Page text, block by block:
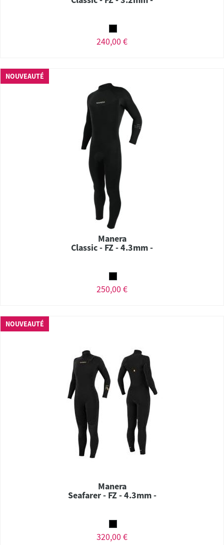
240,00 €
NOUVEAUTÉ
Manera
Classic - FZ - 4.3mm -
250,00 €
NOUVEAUTÉ
Manera
Seafarer - FZ - 4.3mm -
320,00 €